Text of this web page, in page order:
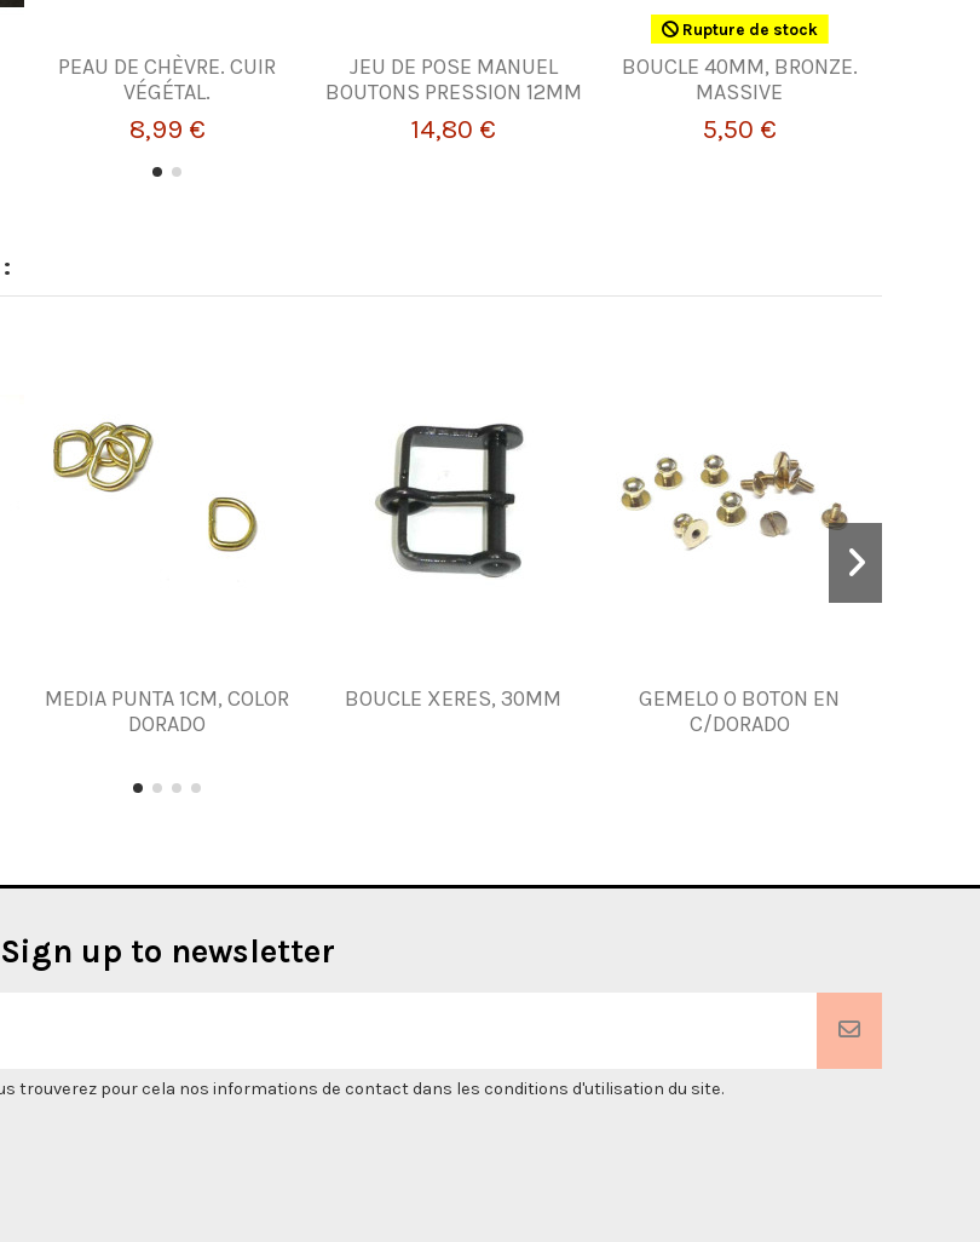
PEAU DE CHÈVRE. CUIR
VÉGÉTAL.
8,99 €
JEU DE POSE MANUEL
BOUTONS PRESSION 12MM
14,80 €
Rupture de stock
BOUCLE 40MM, BRONZE.
MASSIVE
5,50 €
MEDIA PUNTA 1CM, COLOR
DORADO
BOUCLE XERES, 30MM
GEMELO O BOTON EN
C/DORADO
Sign up to newsletter
trouverez pour cela nos informations de contact dans les conditions d'utilisation du site.